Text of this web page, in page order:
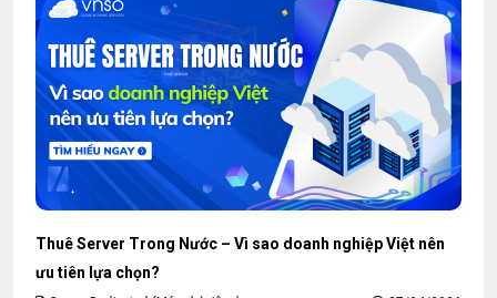
Thuê Server Trong Nước – Vì sao doanh nghiệp Việt nên
ưu tiên lựa chọn?